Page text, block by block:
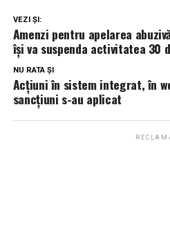
VEZI ȘI:
Amenzi pentru apelarea
își va suspenda activitatea 30
NU RATA ȘI
Acțiuni în sistem integrat, în
sancțiuni s-au aplicat